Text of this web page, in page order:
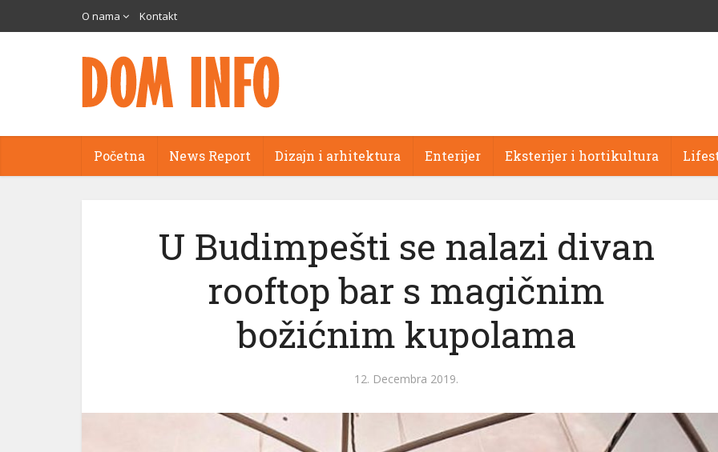
O nama Kontakt
Početna News Report Dizajn i arhitektura Enterijer Eksterijer i hortikultura
U Budimpešti se nalazi divan
rooftop bar s magičnim
božićnim kupolama
12. Decembra 2019.